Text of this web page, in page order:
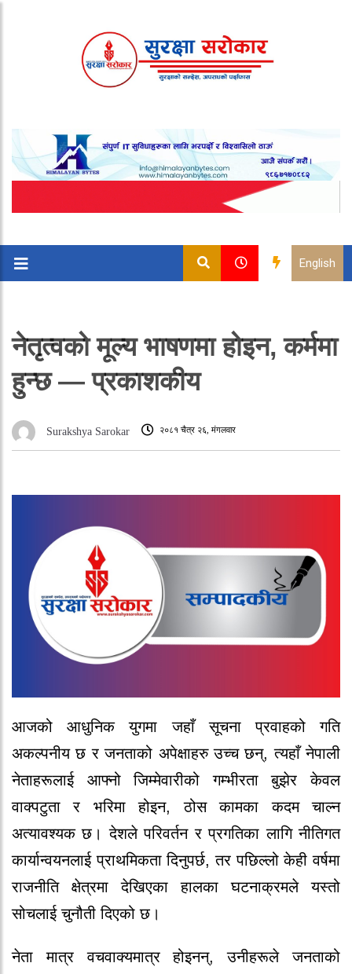
English
नेतृत्वको मूल्य भाषणमा होइन, कर्ममा
हुन्छ — प्रकाशकीय
Surakshya Sarokar २०८१ चैत्र २६, मंगलवार
आजको आधुनिक युगमा जहाँ सूचना प्रवाहको गति
अकल्पनीय छ र जनताको अपेक्षाहरु उच्च छन्, त्यहाँ नेपाली
नेताहरूलाई आफ्नो जिम्मेवारीको गम्भीरता बुझेर केवल
वाक्पटुता र भरिमा होइन, ठोस कामका कदम चाल्न
अत्यावश्यक छ। देशले परिवर्तन र प्रगतिका लागि नीतिगत
कार्यान्वयनलाई प्राथमिकता दिनुपर्छ, तर पछिल्लो केही वर्षमा
राजनीति क्षेत्रमा देखिएका हालका घटनाक्रमले यस्तो
सोचलाई चुनौती दिएको छ।
नेता मात्र वचवाक्यमात्र होइनन्, उनीहरूले जनताको